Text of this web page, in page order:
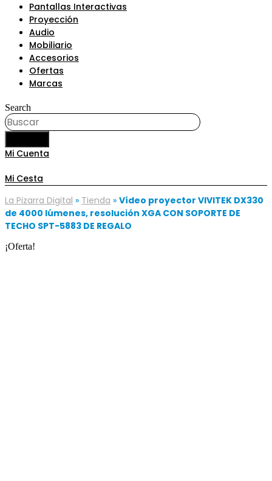
Pantallas Interactivas
Proyección
Audio
Mobiliario
Accesorios
Ofertas
Marcas
Search
Mi Cuenta
Mi Cesta
La Pizarra Digital » Tienda » Vídeo proyector VIVITEK DX330
de 4000 lúmenes, resolución XGA CON SOPORTE DE
TECHO SPT-5883 DE REGALO
¡Oferta!